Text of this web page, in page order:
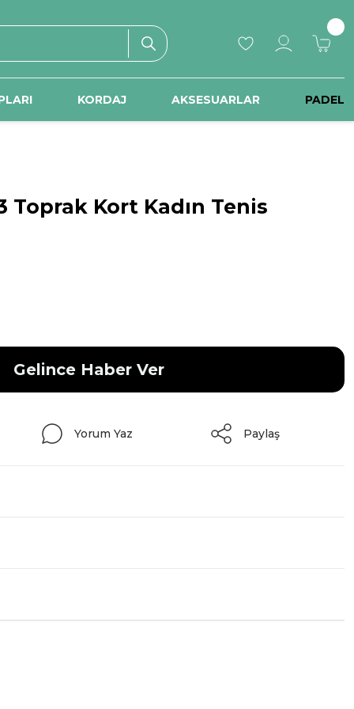
KORDAJ AKSESUARLAR PADEL
Toprak Kort Kadın Tenis
Gelince Haber Ver
Yorum Yaz Paylaş